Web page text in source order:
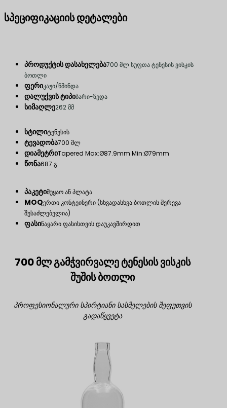
სპეციფიკაციის დეტალები
პროდუქტის დასახელება700 მლ სუფთა ტენესის ვისკის
ბოთლი
ფერიკაჟი/წმინდა
დალუქვის ტიპიბარი-ზედა
სიმაღლე262 მმ
სტილიტენესის
ტევადობა700 მლ
დიამეტრიTapered Max:Ø87.9mm Min:Ø79mm
წონა687 გ
პაკეტიმუყაო ან პლატა
MOQერთი კონტეინერი (სხვადასხვა ბოთლის შერევა
შესაძლებელია)
ფასინაყარი ფასისთვის დაუკავშირდით
700 მლ გამჭვირვალე ტენესის ვისკის
შუშის ბოთლი
პროფესიონალური სპირტიანი სასმელების შეფუთვის
გადაწყვეტა